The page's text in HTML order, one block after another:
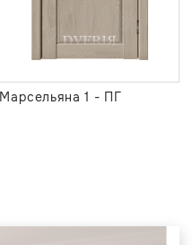
Марсельяна 1 - ПГ